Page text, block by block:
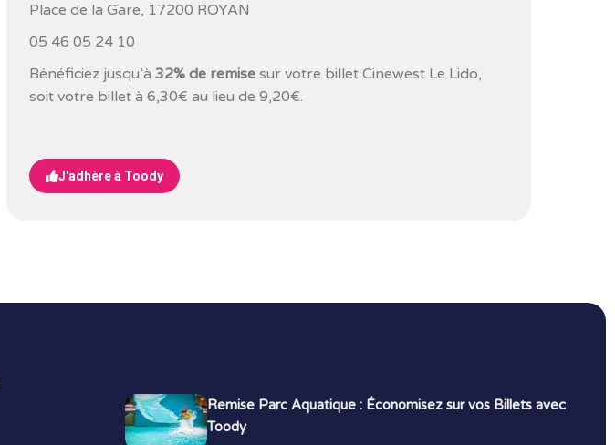
Place de la Gare, 17200 ROYAN
05 46 05 24 10
Bénéficiez jusqu’à 32% de remisesur votre billet Cinewest Le Lido,
soit votre billet à 6,30€ au lieu de 9,20€.
J'adhère à Toody
Remise Parc Aquatique : Économisez sur vos Billets avec
Toody